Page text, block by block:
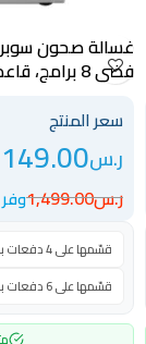
فضي 8
الأطفال تركي – KSGDW1606
سعر المنتج
ر.س
ر.س1,499.00وفر 350 ر.س
قسّمها على 4 دفعات بقيمة
قسّمها على 6 دفعات بقيمة